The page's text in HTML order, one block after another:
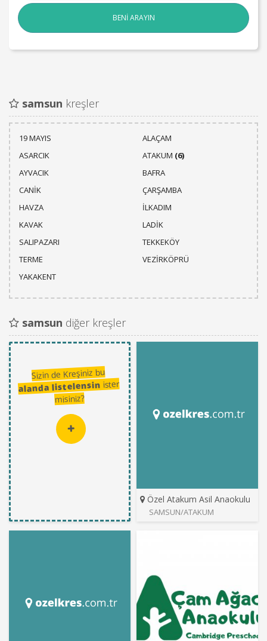
BENİ ARAYIN
samsun kreşler
19 MAYIS
ALAÇAM
ASARCIK
ATAKUM (6)
AYVACIK
BAFRA
CANİK
ÇARŞAMBA
HAVZA
İLKADIM
KAVAK
LADİK
SALIPAZARI
TEKKEKÖY
TERME
VEZİRKÖPRÜ
YAKAKENT
samsun diğer kreşler
Sizin de Kreşiniz bu
alanda listelensinister
misiniz?
Özel Atakum Asil Anaokulu
SAMSUN/ATAKUM